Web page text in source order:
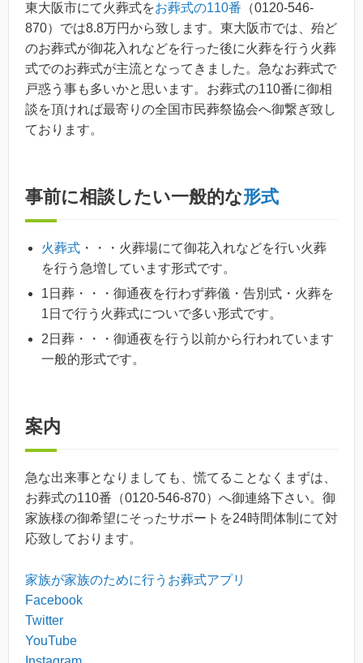
東大阪市にて火葬式をお葬式の110番 （0120-546-
870）では8.8万円から致します。東大阪市では、殆ど
のお葬式が御花入れなどを行った後に火葬を行う火葬
式でのお葬式が主流となってきました。急なお葬式で
戸惑う事も多いかと思います。お葬式の110番に御相
談を頂ければ最寄りの全国市民葬祭協会へ御繋ぎ致し
ております。
事前に相談したい一般的な形式
火葬式 ・・・火葬場にて御花入れなどを行い火葬
を行う急増しています形式です。
1日葬・・・御通夜を行わず葬儀・告別式・火葬を
1日で行う火葬式についで多い形式です。
2日葬・・・御通夜を行う以前から行われています
一般的形式です。
案内
急な出来事となりましても、慌てることなくまずは、
お葬式の110番（0120-546-870）へ御連絡下さい。御
家族様の御希望にそったサポートを24時間体制にて対
応致しております。
家族が家族のために行うお葬式アプリ
Facebook
Twitter
YouTube